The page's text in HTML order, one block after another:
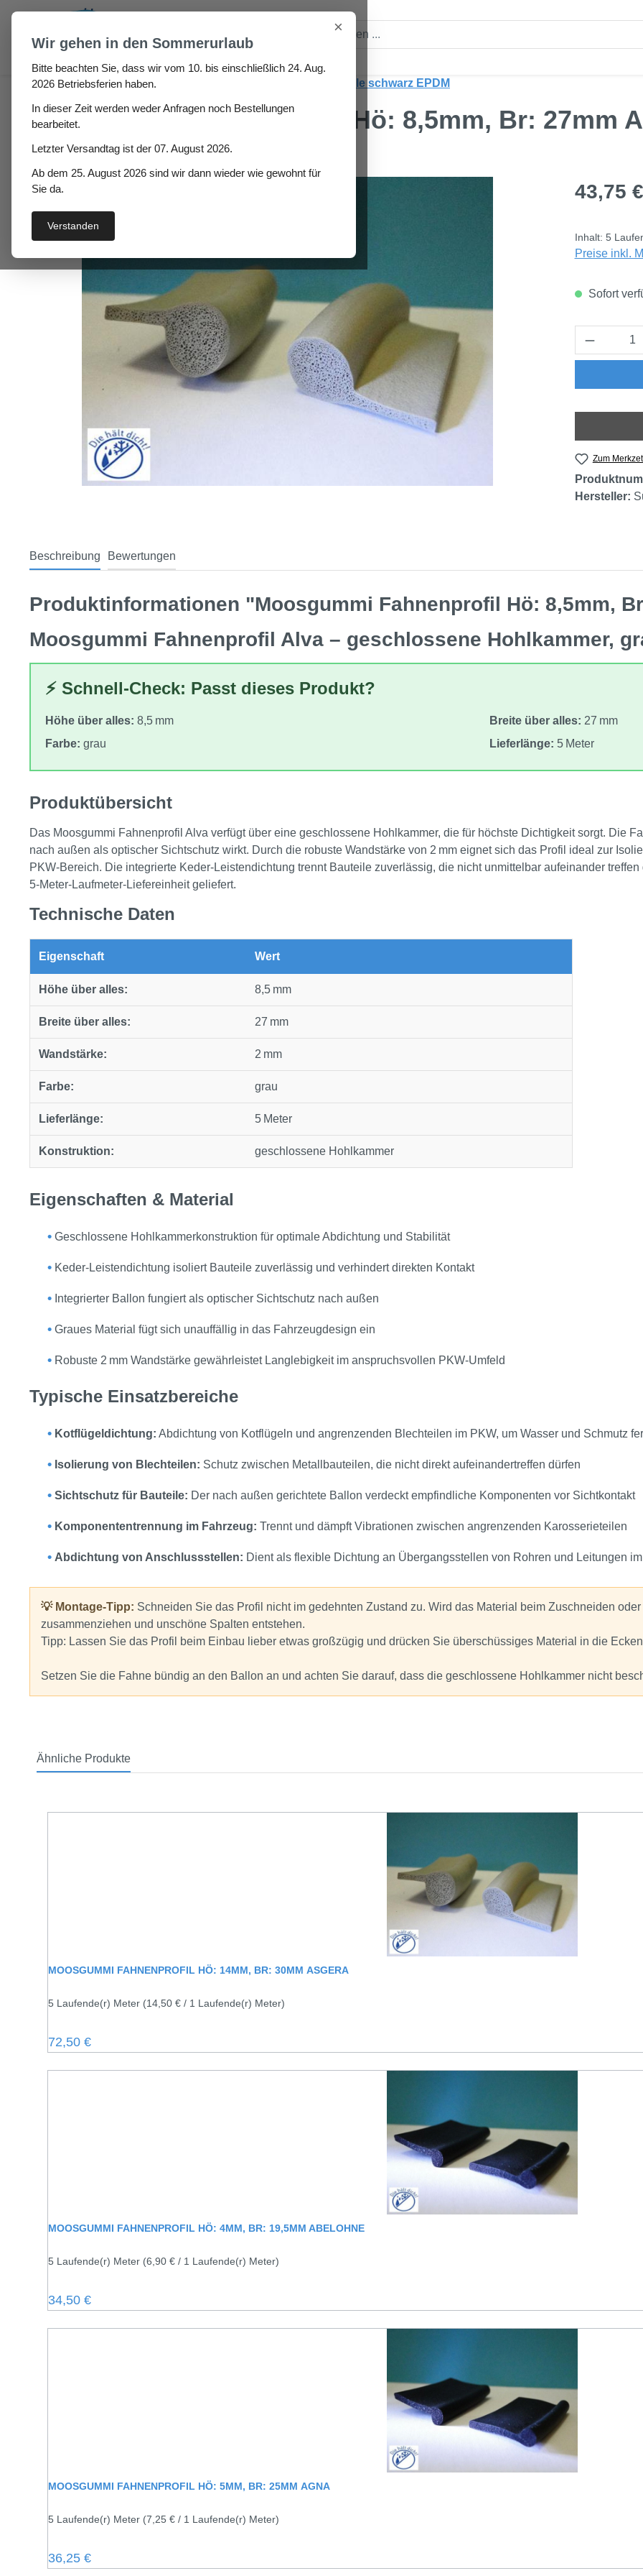
Hauptinhalt springen
Zur Suche springen
Fugen & Spalt Fahnenprofile Moosgummi Fahnenprofile schwarz EPDM
Moosgummi Fahnenprofil Hö: 8,5mm, Br: 27mm
Bildergalerie überspringen Regulärer
43,75 €
Inhalt: 5
Preise inkl.
Sofort
Zum
Hersteller:
Beschreibung Bewertungen
Produktinformationen "Moosgummi Fahnenprofil Hö: 8,5mm,
Moosgummi Fahnenprofil Alva – geschlossene Hohlkammer,
⚡ Schnell-Check: Passt dieses Produkt?
Höhe über alles: 8,5 mm Breite über alles: 27 mm
Farbe: grau Lieferlänge: 5 Meter
Produktübersicht
Das Moosgummi Fahnenprofil Alva verfügt über eine geschlossene Hohlkammer, die für höchste Dichtigkeit sorgt. Die
nach außen als optischer Sichtschutz wirkt. Durch die robuste Wandstärke von 2 mm eignet sich das Profil ideal zur
PKW‑Bereich. Die integrierte Keder‑Leistendichtung trennt Bauteile zuverlässig, die nicht unmittelbar aufeinander
5‑Meter‑Laufmeter‑Liefereinheit geliefert.
Technische Daten
Eigenschaft Wert
Höhe über alles: 8,5 mm
Breite über alles: 27 mm
Wandstärke: 2 mm
Farbe: grau
Lieferlänge: 5 Meter
Konstruktion: geschlossene Hohlkammer
Eigenschaften & Material
• Geschlossene Hohlkammerkonstruktion für optimale Abdichtung und Stabilität
• Keder‑Leistendichtung isoliert Bauteile zuverlässig und verhindert direkten Kontakt
• Integrierter Ballon fungiert als optischer Sichtschutz nach außen
• Graues Material fügt sich unauffällig in das Fahrzeugdesign ein
• Robuste 2 mm Wandstärke gewährleistet Langlebigkeit im anspruchsvollen PKW‑Umfeld
Typische Einsatzbereiche
• Kotflügeldichtung: Abdichtung von Kotflügeln und angrenzenden Blechteilen im PKW, um Wasser und Schmutz
• Isolierung von Blechteilen: Schutz zwischen Metallbauteilen, die nicht direkt aufeinandertreffen dürfen
• Sichtschutz für Bauteile: Der nach außen gerichtete Ballon verdeckt empfindliche Komponenten vor Sichtkontakt
• Komponententrennung im Fahrzeug: Trennt und dämpft Vibrationen zwischen angrenzenden Karosserieteilen
• Abdichtung von Anschlussstellen: Dient als flexible Dichtung an Übergangsstellen von Rohren und Leitungen
💡 Montage-Tipp: Schneiden Sie das Profil nicht im gedehnten Zustand zu. Wird das Material beim Zuschneiden
zusammenziehen und unschöne Spalten entstehen.
Tipp: Lassen Sie das Profil beim Einbau lieber etwas großzügig und drücken Sie überschüssiges Material in die
Setzen Sie die Fahne bündig an den Ballon an und achten Sie darauf, dass die geschlossene Hohlkammer nicht
Ähnliche Produkte
MOOSGUMMI FAHNENPROFIL HÖ: 14MM, BR: 30MM ASGERA
5 Laufende(r) Meter (14,50 € / 1 Laufende(r) Meter)
Regulärer Preis:
72,50 €
MOOSGUMMI FAHNENPROFIL HÖ: 4MM, BR: 19,5MM ABELOHNE
5 Laufende(r) Meter (6,90 € / 1 Laufende(r) Meter)
Regulärer Preis:
34,50 €
MOOSGUMMI FAHNENPROFIL HÖ: 5MM, BR: 25MM AGNA
5 Laufende(r) Meter (7,25 € / 1 Laufende(r) Meter)
Regulärer Preis:
36,25 €
×
Wir gehen in den Sommerurlaub
Bitte beachten Sie, dass wir vom 10. bis einschließlich 24. Aug.
2026 Betriebsferien haben.
In dieser Zeit werden weder Anfragen noch Bestellungen
bearbeitet.
Letzter Versandtag ist der 07. August 2026.
Ab dem 25. August 2026 sind wir dann wieder wie gewohnt für
Sie da.
Verstanden